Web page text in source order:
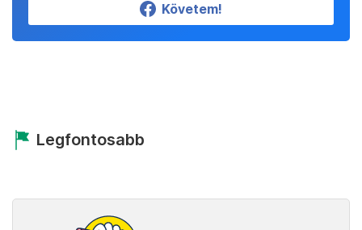
Követem!
Legfontosabb